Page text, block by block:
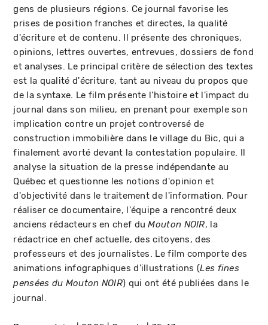
gens de plusieurs régions. Ce journal favorise les
prises de position franches et directes, la qualité
d'écriture et de contenu. Il présente des chroniques,
opinions, lettres ouvertes, entrevues, dossiers de fond
et analyses. Le principal critère de sélection des textes
est la qualité d'écriture, tant au niveau du propos que
de la syntaxe. Le film présente l'histoire et l'impact du
journal dans son milieu, en prenant pour exemple son
implication contre un projet controversé de
construction immobilière dans le village du Bic, qui a
finalement avorté devant la contestation populaire. Il
analyse la situation de la presse indépendante au
Québec et questionne les notions d'opinion et
d'objectivité dans le traitement de l'information. Pour
réaliser ce documentaire, l'équipe a rencontré deux
anciens rédacteurs en chef duMouton NOIR, la
rédactrice en chef actuelle, des citoyens, des
professeurs et des journalistes. Le film comporte des
animations infographiques d'illustrations (Les fines
pensées du Mouton NOIR) qui ont été publiées dans le
journal.